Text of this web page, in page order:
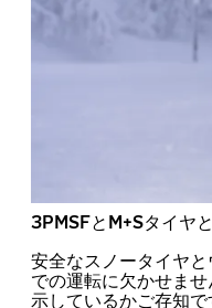
3PMSFとM+Sタイヤ
安全なスノータイヤ
での運転に欠かせま
示しているかご存知で